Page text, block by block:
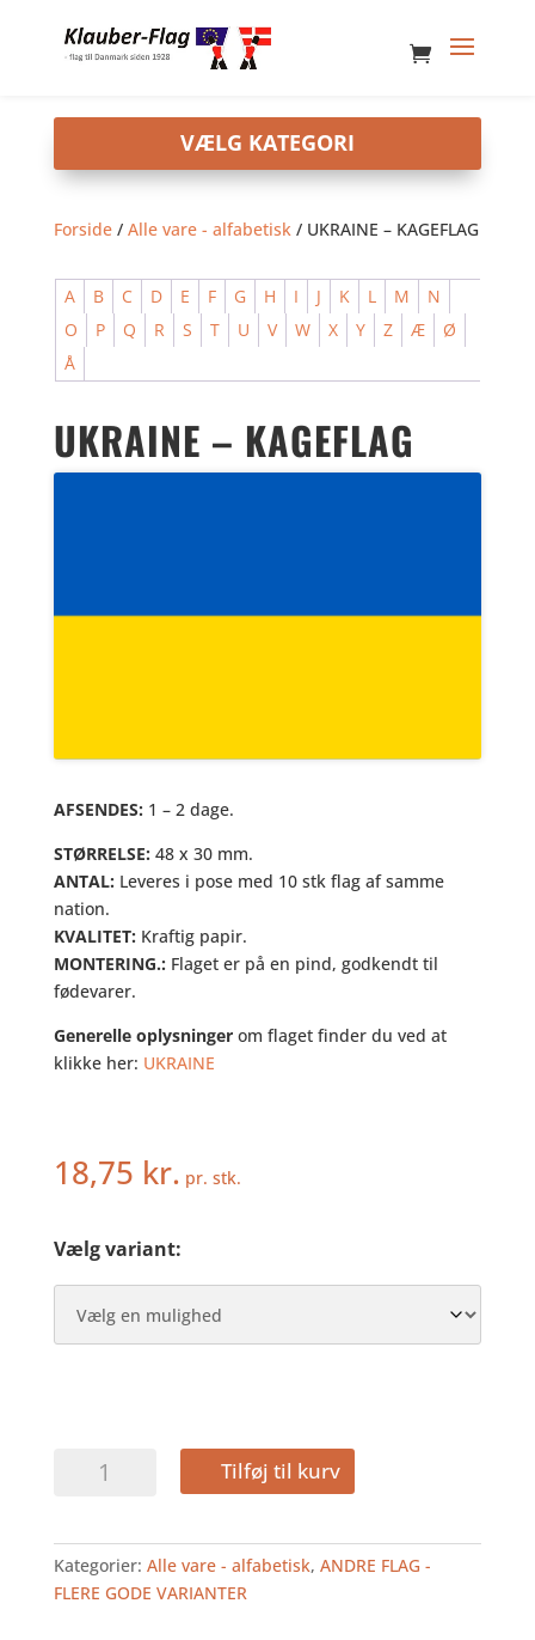
Forside/ Alle vare - alfabetisk/ UKRAINE – KAGEFLAG
A B C D E F G H I J K L M
N
O
P Q R S T U V W X Y Z Æ
Ø
Å
UKRAINE – KAGEFLAG
AFSENDES: 1 – 2 dage.
STØRRELSE: 48 x 30 mm.
ANTAL: Leveres i pose med 10 stk flag af samme
nation.
KVALITET: Kraftig papir.
MONTERING.: Flaget er på en pind, godkendt til
fødevarer.
Generelle oplysningerom flaget finder du ved at
klikke her: UKRAINE
18,75 kr. pr. stk.
Vælg variant:
UKRAINE
antal
Tilføj til kurv
Kategorier: Alle vare - alfabetisk, ANDRE FLAG -
FLERE GODE VARIANTER